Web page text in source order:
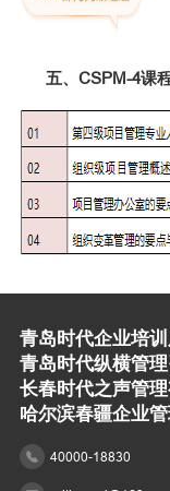
五、CSPM-4课
青岛时代企业培
青岛时代纵横管
长春时代之声管理
哈尔滨春疆企业
40000-18830